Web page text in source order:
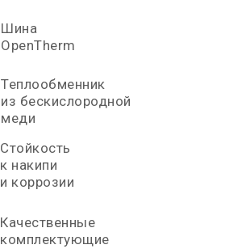
Шина
OpenTherm
Стойкость
к накипи
и коррозии
Качественные
комплектующие
Теплообменник
из бескислородной
меди